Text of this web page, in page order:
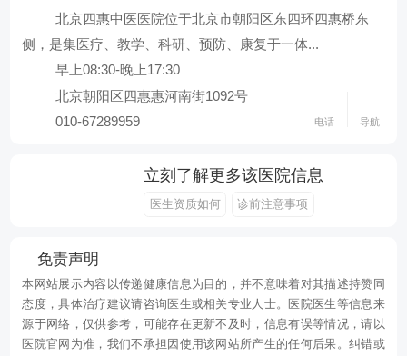
北京四惠中医医院位于北京市朝阳区东四环四惠桥东
侧，是集医疗、教学、科研、预防、康复于一体...
早上08:30-晚上17:30
北京朝阳区四惠惠河南街1092号
010-67289959
电话 导航
立刻了解更多该医院信息
医生资质如何 诊前注意事项
免责声明
本网站展示内容以传递健康信息为目的，并不意味着对其描述持赞同
态度，具体治疗建议请咨询医生或相关专业人士。医院医生等信息来
源于网络，仅供参考，可能存在更新不及时，信息有误等情况，请以
医院官网为准，我们不承担因使用该网站所产生的任何后果。纠错或